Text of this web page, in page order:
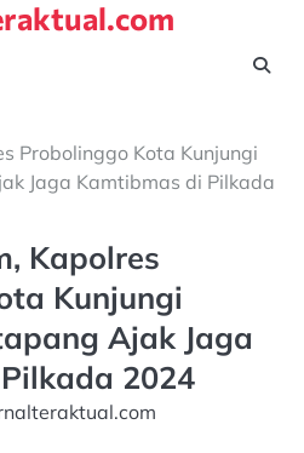
Probolinggo Kota Kunjungi
Jaga Kamtibmas di Pilkada
Kapolres
Kunjungi
Ajak Jaga
2024